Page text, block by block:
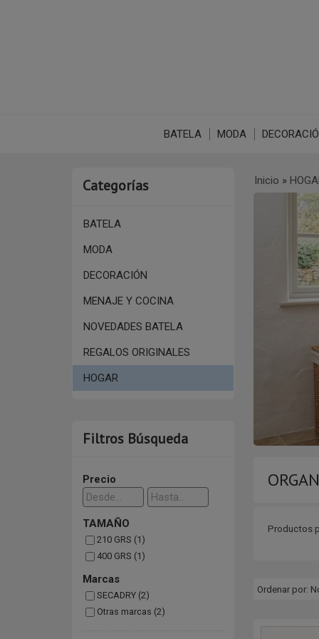
BATELA MODA
Categorías
BATELA
MODA
DECORACIÓN
MENAJE Y COCINA
NOVEDADES BATELA
REGALOS ORIGINALES
HOGAR
Filtros Búsqueda
Precio
TAMAÑO
210 GRS (1)
400 GRS (1)
Marcas
SECADRY (2)
Otras marcas (2)
Inicio »
Productos
Ordenar por: